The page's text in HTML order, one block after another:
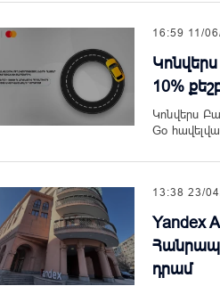
16:59 11/
10%
Կոնվերս
Go
13:38 23/
Yandex
դրամ